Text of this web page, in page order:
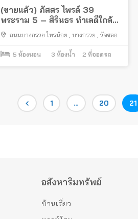
(ขายแล้ว) ภัสสร ไพรด์ 39
พระราม 5 – สิรินธร ทำเลดีใกล้
สะพานพระราม 5 การไฟฟ้า
พระราม 7
ถนนบางกรวย ไทรน้อย บางกรวย วัดชลอ
5 ห้องนอน 3 ห้องน้ำ 2 ที่จอดรถ
Page
1 … Page
20 21
อสังหาริมทรัพย์
บ้านเดี่ยว